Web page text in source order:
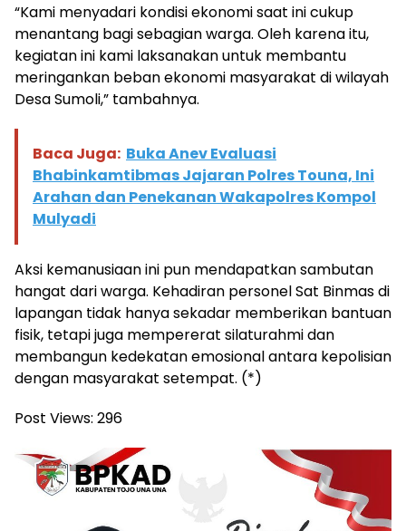
“Kami menyadari kondisi ekonomi saat ini cukup
menantang bagi sebagian warga. Oleh karena itu,
kegiatan ini kami laksanakan untuk membantu
meringankan beban ekonomi masyarakat di wilayah
Desa Sumoli,” tambahnya.
Baca Juga: Buka Anev Evaluasi
Bhabinkamtibmas Jajaran Polres Touna, Ini
Arahan dan Penekanan Wakapolres Kompol
Mulyadi
Aksi kemanusiaan ini pun mendapatkan sambutan
hangat dari warga. Kehadiran personel Sat Binmas di
lapangan tidak hanya sekadar memberikan bantuan
fisik, tetapi juga mempererat silaturahmi dan
membangun kedekatan emosional antara kepolisian
dengan masyarakat setempat. (*)
Post Views: 296